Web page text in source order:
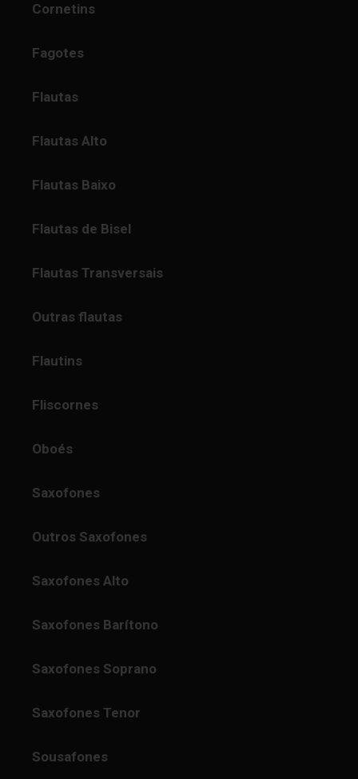
Cornetins
Fagotes
Flautas
Flautas Alto
Flautas Baixo
Flautas de Bisel
Flautas Transversais
Outras flautas
Flautins
Fliscornes
Oboés
Saxofones
Outros Saxofones
Saxofones Alto
Saxofones Barítono
Saxofones Soprano
Saxofones Tenor
Sousafones